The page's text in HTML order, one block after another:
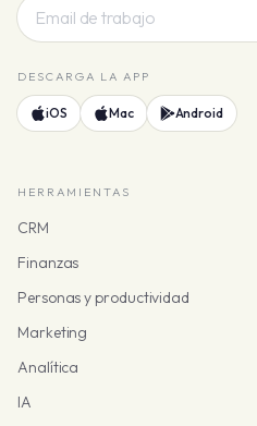
DESCARGA LA APP
iOS Mac Android
HERRAMIENTAS
CRM
Finanzas
Personas y productividad
Marketing
Analítica
IA